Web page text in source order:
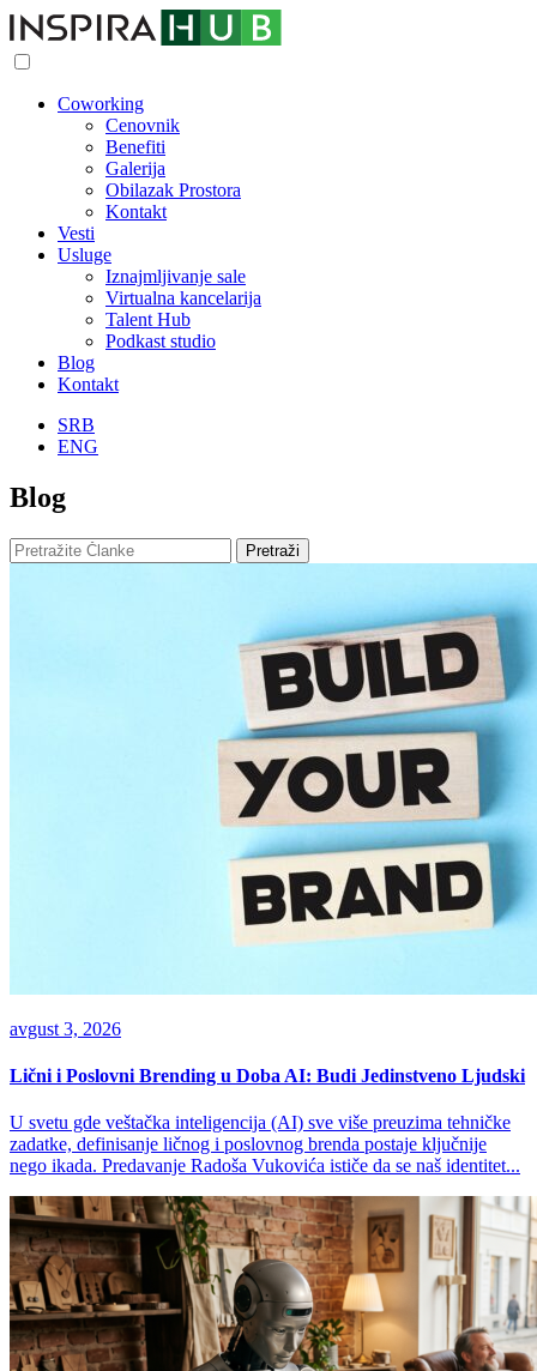
Coworking
Cenovnik
Benefiti
Galerija
Obilazak Prostora
Kontakt
Vesti
Usluge
Iznajmljivanje sale
Virtualna kancelarija
Talent Hub
Podkast studio
Blog
Kontakt
SRB
ENG
Blog
Pretraži
avgust 3, 2026
Lični i Poslovni Brending u Doba AI: Budi Jedinstveno Ljudski
U svetu gde veštačka inteligencija (AI) sve više preuzima tehničke
zadatke, definisanje ličnog i poslovnog brenda postaje ključnije
nego ikada. Predavanje Radoša Vukovića ističe da se naš identitet...